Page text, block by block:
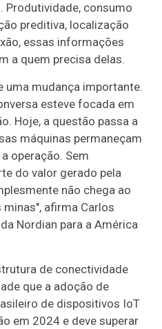
Produtividade, consumo
preditiva, localização
essas informações
a quem precisa delas.
uma mudança importante.
esteve focada em
Hoje, a questão passa a
máquinas permaneçam
operação. Sem
do valor gerado pela
não chega ao
afirma Carlos
Nordian para a América
de conectividade
que a adoção de
de dispositivos IoT
em 2024 e deve superar